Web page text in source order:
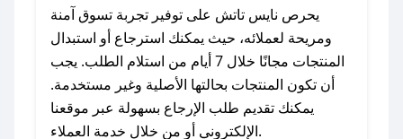
### كيف تحصل على كوبونات خصم حصرية من
نايس تاتش؟
للحصول على كوبونات وخصومات حصرية، قم بما
يلي:
- اضغط على أيقونة متابعة لمتجر نايس تاتش في
تطبيق صحصح.
يحرص نايس تاتش على توفير تجربة تسوق آمنة
ومريحة لعملائه، حيث يمكنك استرجاع أو استبدال
المنتجات مجانًا خلال 7 أيام من استلام الطلب. يجب
أن تكون المنتجات بحالتها الأصلية وغير مستخدمة.
يمكنك تقديم طلب الإرجاع بسهولة عبر موقعنا
الإلكتروني أو من خلال خدمة العملاء.